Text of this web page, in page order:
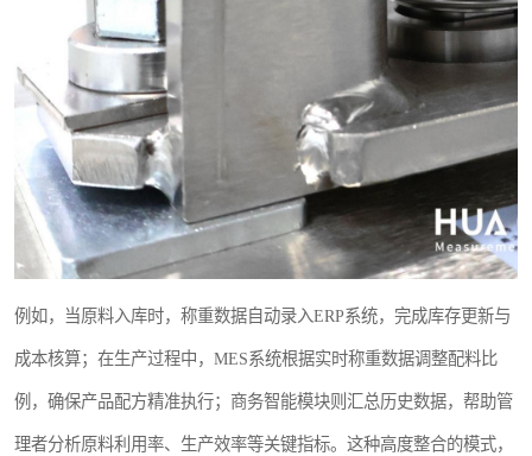
例如，当原料入库时，称重数据自动录入ERP系统，完成库存更新与
成本核算；在生产过程中，MES系统根据实时称重数据调整配料比
例，确保产品配方精准执行；商务智能模块则汇总历史数据，帮助管
理者分析原料利用率、生产效率等关键指标。这种高度整合的模式，